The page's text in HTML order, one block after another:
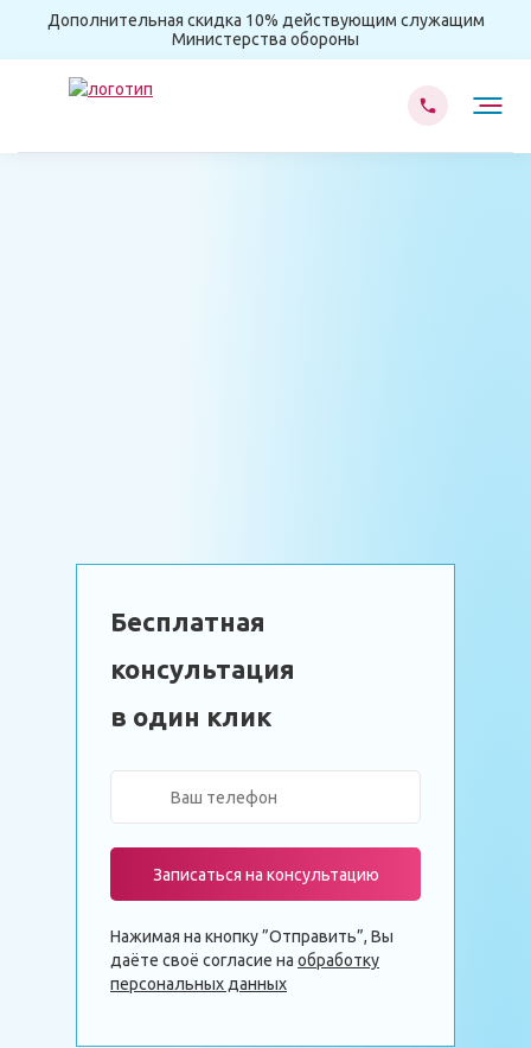
Дополнительная скидка 10% действующим служащим
Министерства обороны
Бесплатная
консультация
в один клик
Записаться на консультацию
Нажимая на кнопку ”Отправить”, Вы
даёте своё согласие на обработку
персональных данных